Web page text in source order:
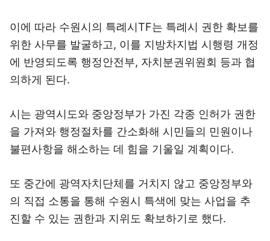
이에 따라 수원시의 특례시TF는 특례시 권한 확보를
위한 사무를 발굴하고, 이를 지방차지법 시행령 개정
에 반영되도록 행정안전부, 자치분권위원회 등과 협
의하게 된다.
시는 광역시도와 중앙정부가 가진 각종 인허가 권한
을 가져와 행정절차를 간소화해 시민들의 민원이나
불편사항을 해소하는 데 힘을 기울일 계획이다.
또 중간에 광역자치단체를 거치지 않고 중앙정부와
의 직접 소통을 통해 수원시 특색에 맞는 사업을 추
진할 수 있는 권한과 지위도 확보하기로 했다.